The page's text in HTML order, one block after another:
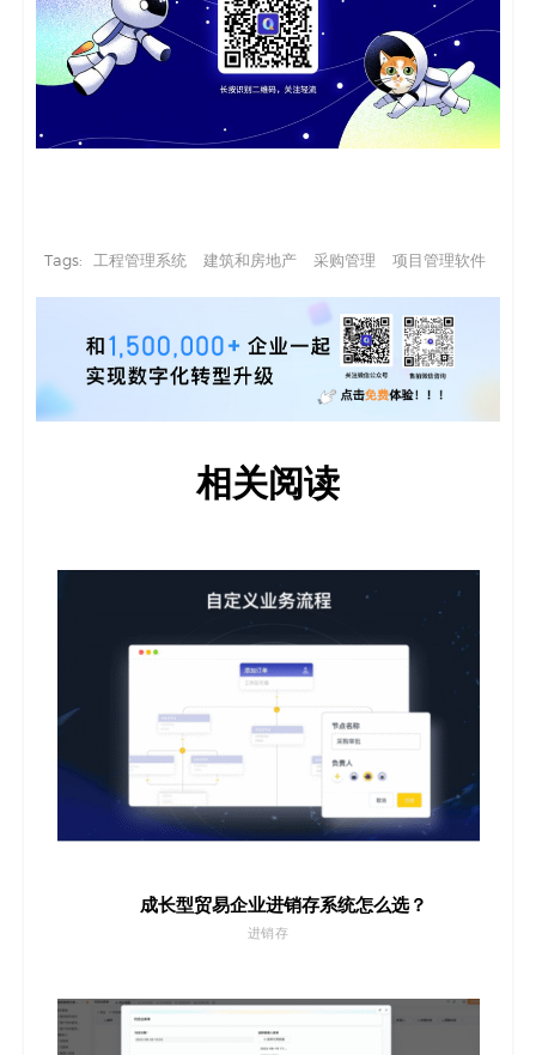
Tags: 工程管理系统 建筑和房地产 采购管理 项目管理软件
相关阅读
成长型贸易企业进销存系统怎么选？
进销存